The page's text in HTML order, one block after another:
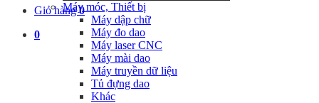
Giỏ hàng0
0
Máy móc, Thiết bị
Máy dập chữ
Máy đo dao
Máy laser CNC
Máy mài dao
Máy truyền dữ liệu
Tủ đựng dao
Khác